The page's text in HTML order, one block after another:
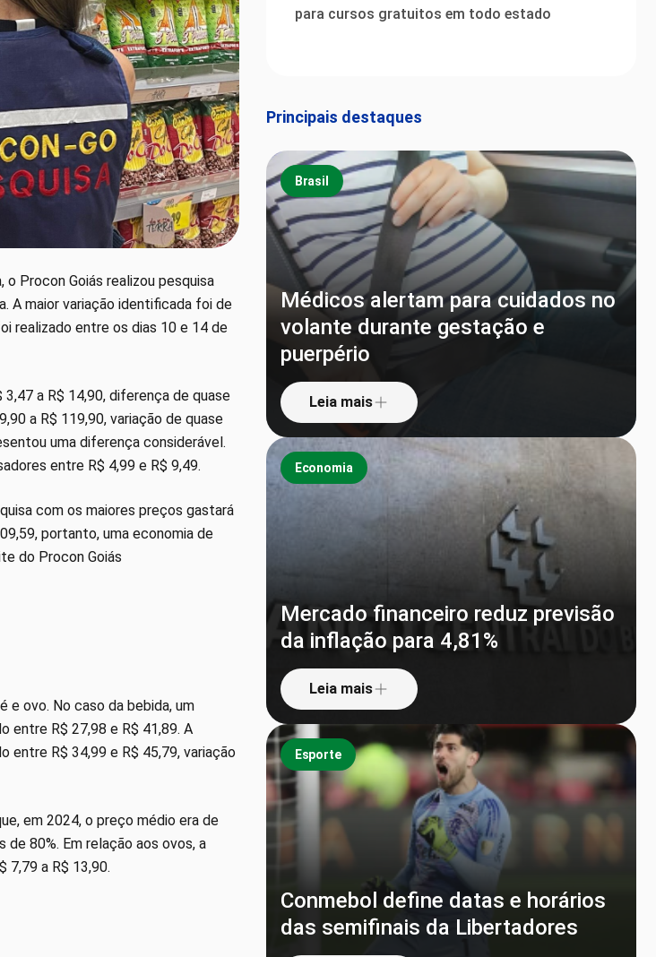
Procon Goiás realizou pesquisa
A maior variação identificada foi de
realizado entre os dias 10 e 14 de
a R$ 14,90, diferença de quase
a R$ 119,90, variação de quase
uma diferença considerável.
entre R$ 4,99 e R$ 9,49.
com os maiores preços gastará
portanto, uma economia de
do Procon Goiás
ovo. No caso da bebida, um
entre R$ 27,98 e R$ 41,89. A
R$ 34,99 e R$ 45,79, variação
em 2024, o preço médio era de
80%. Em relação aos ovos, a
7,79 a R$ 13,90.
para cursos gratuitos em todo estado
Principais destaques
Brasil
Médicos alertam para cuidados no
volante durante gestação e
puerpério
Leia mais
Economia
Mercado financeiro reduz previsão
da inflação para 4,81%
Leia mais
Esporte
Conmebol define datas e horários
das semifinais da Libertadores